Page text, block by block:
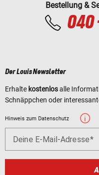
Bestellung &
040
Der Louis Newsletter
Erhalte kostenlosalle
Schnäppchen oder
Hinweis zum Datenschutz
Deine E-Mail-Adresse